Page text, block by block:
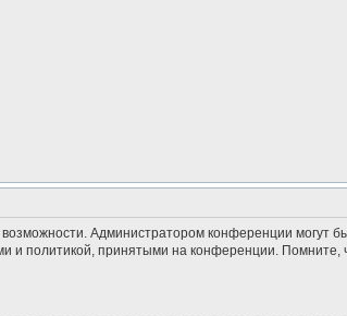
Администратором конференции могут
и политикой, принятыми на конференции. Помните,